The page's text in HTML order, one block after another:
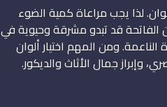
لذا يجب مراعاة كمية الضوء
الفاتحة قد تبدو مشرقة وحيوية في
الناعمة. ومن المهم اختيار ألوان
وإبراز جمال الأثاث والديكور.